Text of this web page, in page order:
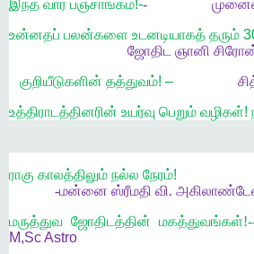
இந்த வார பஞ்சாங்கம்!--
உன்னதப் பலன்களை உடனடியாகத் தரும்
ஜோதிட
ஞானி
குறியீடுகளின் தத்துவம்! –
உத்திராடத்தினரின் உயர்வு பெறும் வழிகள்!
ராகு காலத்திலும் நல்ல நேரம்!
-மன்னை ஸ்ரீமதி வி.
மருத்துவ ஜோதிடத்தின் மகத்துவங்கள்
M,Sc Astro